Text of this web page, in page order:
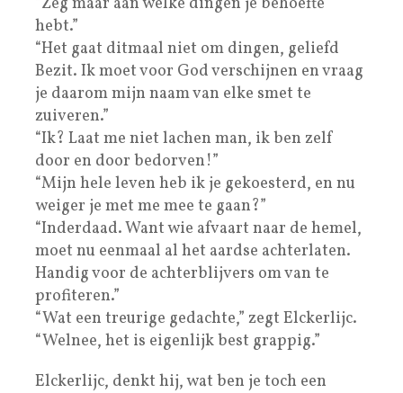
hebt.”
“Het gaat ditmaal niet om dingen, geliefd
Bezit. Ik moet voor God verschijnen en vraag
je daarom mijn naam van elke smet te
zuiveren.”
“Ik? Laat me niet lachen man, ik ben zelf
door en door bedorven!”
“Mijn hele leven heb ik je gekoesterd, en nu
weiger je met me mee te gaan?”
“Inderdaad. Want wie afvaart naar de hemel,
moet nu eenmaal al het aardse achterlaten.
Handig voor de achterblijvers om van te
profiteren.”
“Wat een treurige gedachte,” zegt Elckerlijc.
“Welnee, het is eigenlijk best grappig.”
Elckerlijc, denkt hij, wat ben je toch een